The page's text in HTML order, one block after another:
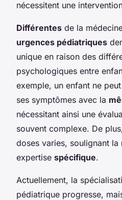
nécessitent une
Différentes de la
urgences pédiatriques
unique en raison des
psychologiques entre
exemple, un enfant ne
ses symptômes avec la
nécessitant ainsi une
souvent complexe. De
doses varies, soulignant la
expertise spécifique.
Actuellement, la
pédiatrique progresse,